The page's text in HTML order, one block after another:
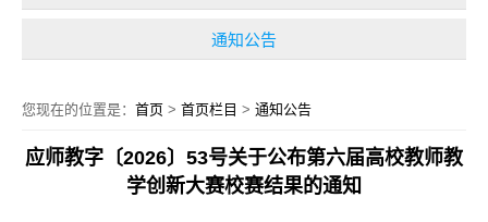
通知公告
您现在的位置是： 首页 > 首页栏目 > 通知公告
应师教字〔2026〕53号关于公布第六届高校教师教
学创新大赛校赛结果的通知